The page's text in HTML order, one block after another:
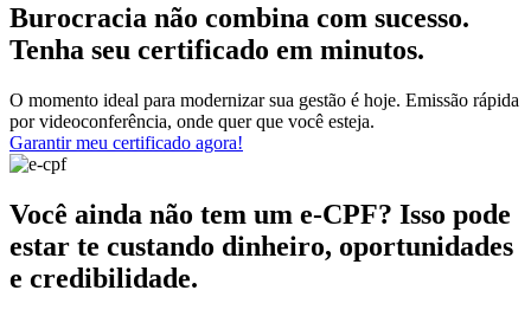
Burocracia não combina com sucesso.
Tenha seu certificado em minutos.
O momento ideal para modernizar sua gestão é hoje. Emissão rápida
por videoconferência, onde quer que você esteja.
Garantir meu certificado agora!
Você ainda não tem um e-CPF? Isso pode
estar te custando dinheiro, oportunidades
e credibilidade.